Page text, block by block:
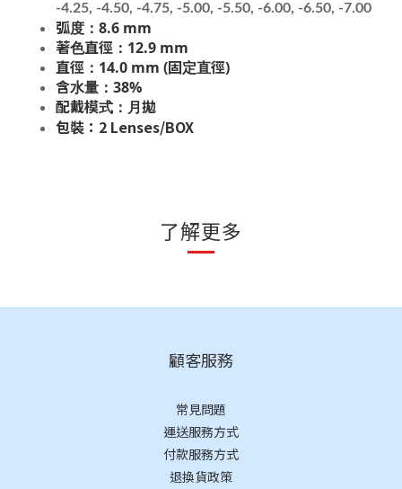
-4.25, -4.50, -4.75, -5.00, -5.50, -6.00, -6.50, -7.00
弧度：8.6 mm
著色直徑：12.9 mm
直徑：14.0 mm (固定直徑)
含水量：38%
配戴模式：月拋
包裝：2 Lenses/BOX
了解更多
顧客服務
常見問題
運送服務方式
付款服務方式
退換貨政策